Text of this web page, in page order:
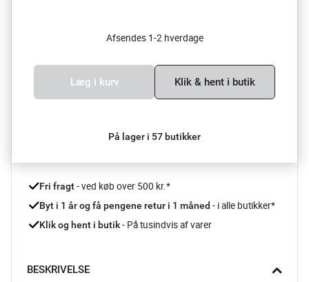
Afsendes 1-2 hverdage
Læg i kurv Klik & hent i butik
På lager i 57 butikker
Fri fragt - ved køb over 500 kr.*
Byt i 1 år og få pengene retur i 1 måned - i alle butikker*
Klik og hent i butik - På tusindvis af varer
BESKRIVELSE